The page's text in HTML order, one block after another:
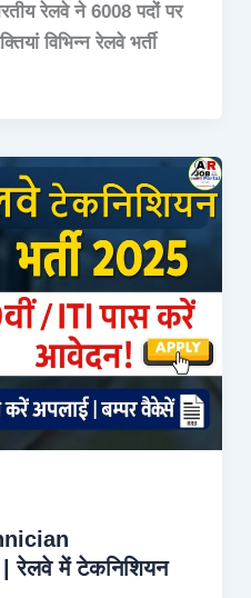
रेलवे ने 6008 पदों पर
विभिन्न रेलवे भर्ती
में टेकनिशियन